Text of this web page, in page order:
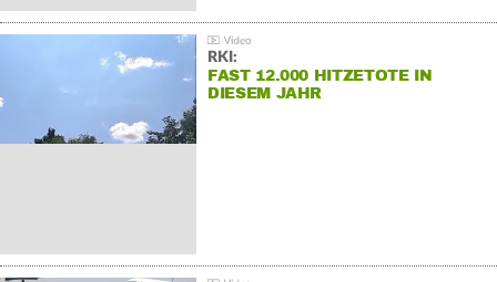
RKI:
FAST 12.000 HITZETOTE IN
DIESEM JAHR